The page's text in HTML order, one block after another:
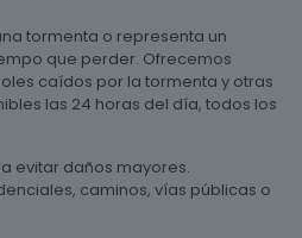
tormenta o representa un
que perder. Ofrecemos
caídos por la tormenta y otras
las 24 horas del día, todos los
evitar daños mayores.
caminos, vías públicas o